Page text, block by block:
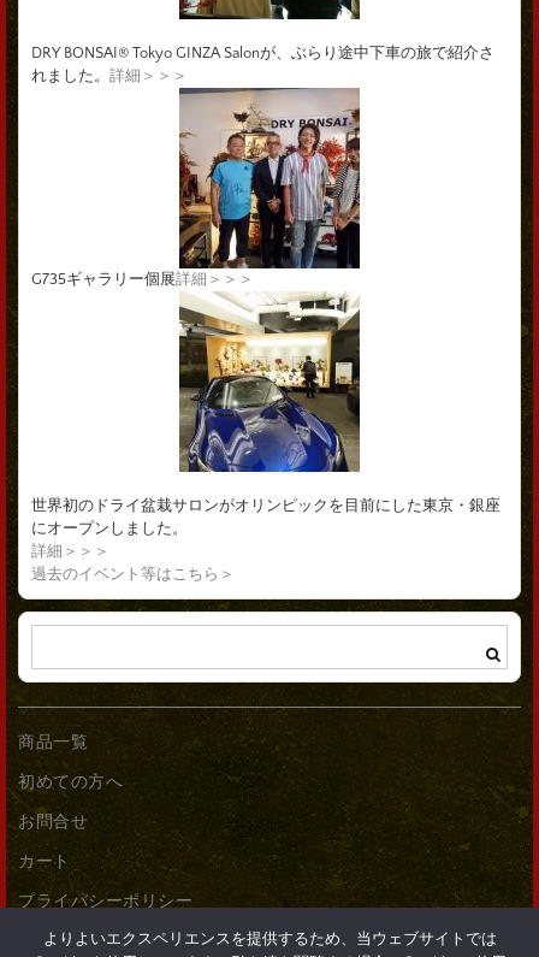
DRY BONSAI® Tokyo GINZA Salonが、ぶらり途中下車の旅で紹介さ
れました。 詳細＞＞＞
G735ギャラリー個展詳細＞＞＞
世界初のドライ盆栽サロンがオリンピックを目前にした東京・銀座
にオープンしました。
詳細＞＞＞
過去のイベント等はこちら＞
商品一覧
初めての方へ
お問合せ
カート
プライバシーポリシー
よりよいエクスペリエンスを提供するため、当ウェブサイトでは